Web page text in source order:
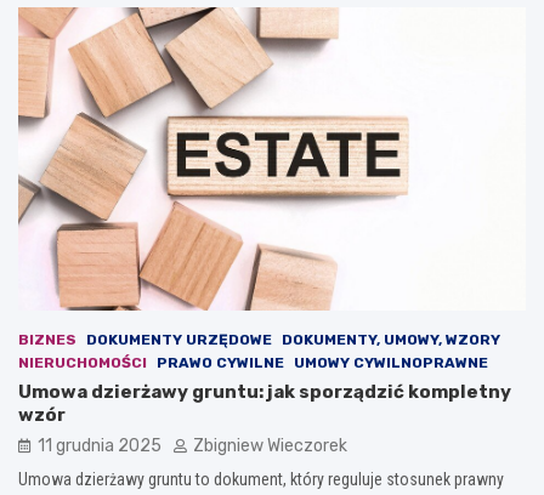
BIZNES DOKUMENTY URZĘDOWE
DOKUMENTY, UMOWY, WZORY
NIERUCHOMOŚCI
PRAWO CYWILNE UMOWY CYWILNOPRAWNE
Umowa dzierżawy gruntu: jak sporządzić kompletny
wzór
11 grudnia 2025 Zbigniew Wieczorek
Umowa dzierżawy gruntu to dokument, który reguluje stosunek prawny